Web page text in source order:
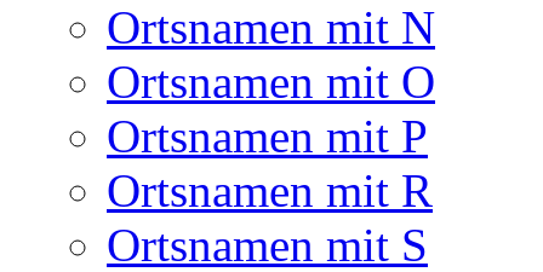
Ortsnamen mit N
Ortsnamen mit O
Ortsnamen mit P
Ortsnamen mit R
Ortsnamen mit S